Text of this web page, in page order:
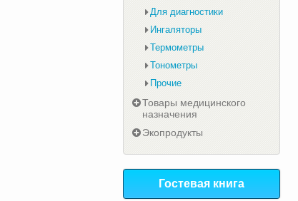
Для диагностики
Ингаляторы
Термометры
Тонометры
Прочие
Товары медицинского
назначения
Экопродукты
Гостевая книга